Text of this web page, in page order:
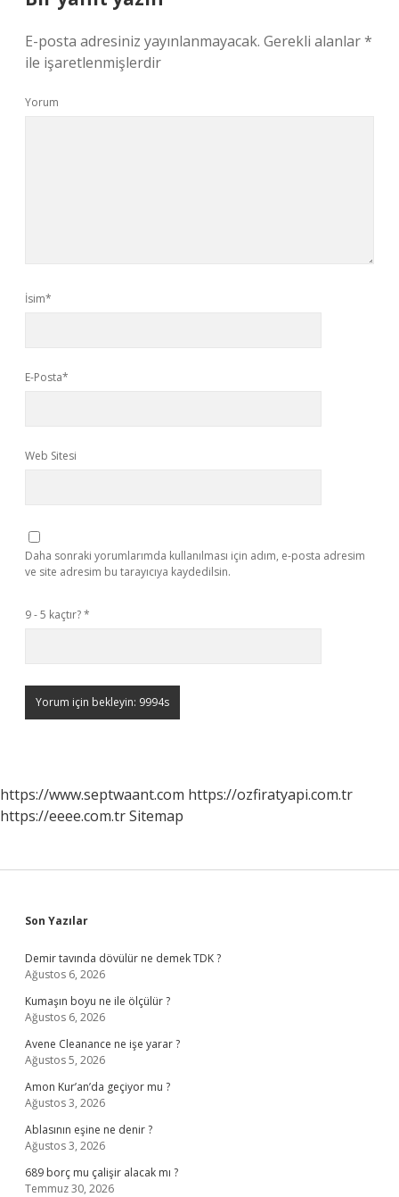
E-posta adresiniz yayınlanmayacak. Gerekli alanlar*
ile işaretlenmişlerdir
Yorum
İsim*
E-Posta*
Web Sitesi
Daha sonraki yorumlarımda kullanılması için adım, e-posta adresim
ve site adresim bu tarayıcıya kaydedilsin.
9 - 5 kaçtır?*
https://www.septwaant.com https://ozfiratyapi.com.tr
https://eeee.com.trSitemap
Sidebar
Son Yazılar
Demir tavında dövülür ne demek TDK ?
Ağustos 6, 2026
Kumaşın boyu ne ile ölçülür ?
Ağustos 6, 2026
Avene Cleanance ne işe yarar ?
Ağustos 5, 2026
Amon Kur’an’da geçiyor mu ?
Ağustos 3, 2026
Ablasının eşine ne denir ?
Ağustos 3, 2026
689 borç mu çalişir alacak mı ?
Temmuz 30, 2026